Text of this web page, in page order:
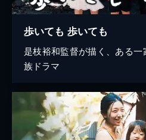
歩いても 歩いても
是枝裕和監督が描く、ある
族ドラマ